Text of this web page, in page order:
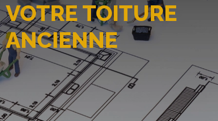
VOTRE TOITURE
ANCIENNE